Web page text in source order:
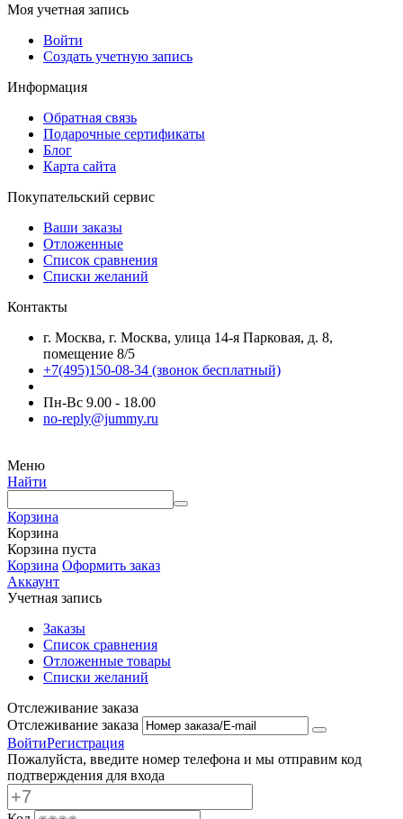
Моя учетная запись
Войти
Создать учетную запись
Информация
Обратная связь
Подарочные сертификаты
Блог
Карта сайта
Покупательский сервис
Ваши заказы
Отложенные
Список сравнения
Списки желаний
Контакты
г. Москва, г. Москва, улица 14-я Парковая, д. 8,
помещение 8/5
+7(495)150-08-34 (звонок бесплатный)
Пн-Вс 9.00 - 18.00
no-reply@jummy.ru
Меню
Найти
Корзина
Корзина
Корзина пуста
Корзина Оформить заказ
Аккаунт
Учетная запись
Заказы
Список сравнения
Отложенные товары
Списки желаний
Отслеживание заказа
Отслеживание заказа
ВойтиРегистрация
Пожалуйста, введите номер телефона и мы отправим код
подтверждения для входа